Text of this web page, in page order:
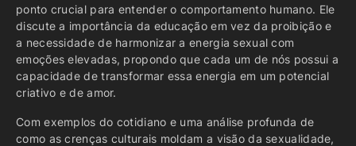
ponto crucial para entender o comportamento humano. Ele
discute a importância da educação em vez da proibição e
a necessidade de harmonizar a energia sexual com
emoções elevadas, propondo que cada um de nós possui a
capacidade de transformar essa energia em um potencial
criativo e de amor.
Com exemplos do cotidiano e uma análise profunda de
como as crenças culturais moldam a visão da sexualidade,